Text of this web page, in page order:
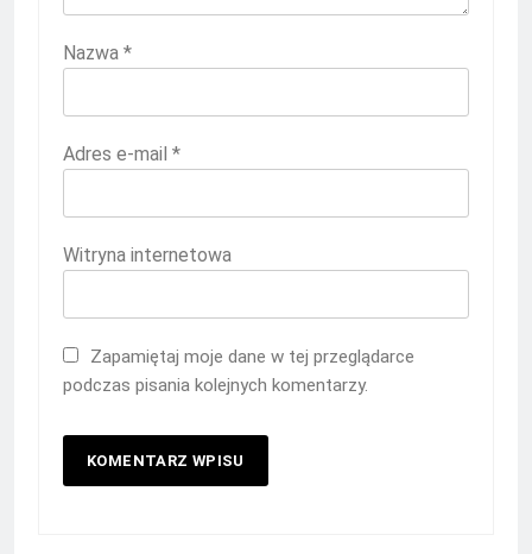
Nazwa *
Adres e-mail *
Witryna internetowa
Zapamiętaj moje dane w tej przeglądarce
podczas pisania kolejnych komentarzy.